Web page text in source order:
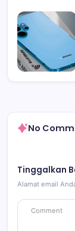
No
Tinggalkan
Alamat email